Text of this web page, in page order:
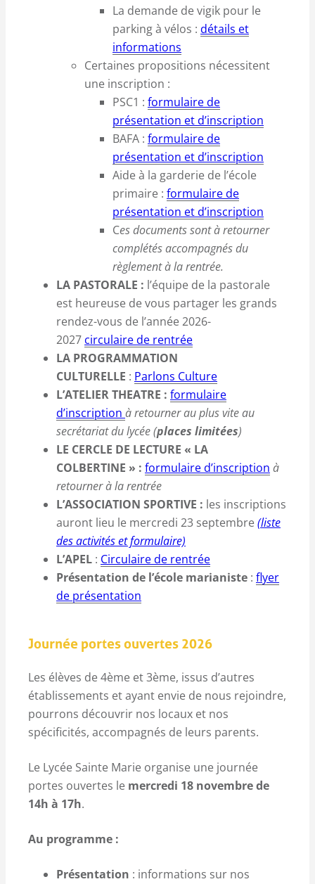
La demande de vigik pour le
parking à vélos : détails et
informations
Certaines propositions nécessitent
une inscription :
PSC1 : formulaire de
présentation et d’inscription
BAFA : formulaire de
présentation et d’inscription
Aide à la garderie de l’école
primaire : formulaire de
présentation et d’inscription
Ces documents sont à retourner
complétés accompagnés du
règlement à la rentrée.
LA PASTORALE : l’équipe de la pastorale
est heureuse de vous partager les grands
rendez-vous de l’année 2026-
2027 circulaire de rentrée
LA PROGRAMMATION
CULTURELLE : Parlons Culture
L’ATELIER THEATRE : formulaire
d’inscription à retourner au plus vite au
secrétariat du lycée (places limitées)
LE CERCLE DE LECTURE « LA
COLBERTINE » : formulaire d’inscription à
retourner à la rentrée
L’ASSOCIATION SPORTIVE : les inscriptions
auront lieu le mercredi 23 septembre(liste
des activités et formulaire)
L’APEL : Circulaire de rentrée
Présentation de l’école marianiste : flyer
de présentation
Journée portes ouvertes 2026
Les élèves de 4ème et 3ème, issus d’autres
établissements et ayant envie de nous rejoindre,
pourrons découvrir nos locaux et nos
spécificités, accompagnés de leurs parents.
Le Lycée Sainte Marie organise une journée
portes ouvertes le mercredi 18 novembre de
14h à 17h.
Au programme :
Présentation : informations sur nos